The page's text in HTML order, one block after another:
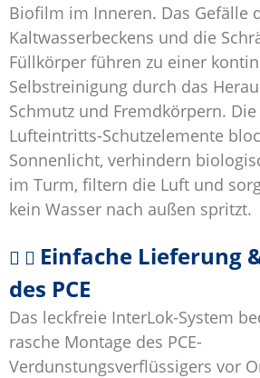
Biofilm im Inneren. Das Gefälle
Kaltwasserbeckens und die
Füllkörper führen zu einer
Selbstreinigung durch das
Schmutz und Fremdkörpern.
Lufteintritts-Schutzelemente
Sonnenlicht, verhindern
im Turm, filtern die Luft und
kein Wasser nach außen spritzt.
Einfache Lieferung
des PCE
Das leckfreie InterLok-System
rasche Montage des PCE-
Verdunstungsverflüssigers vor